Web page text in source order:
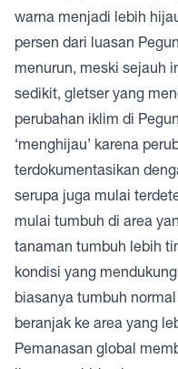
warna menjadi lebih
persen dari luasan
menurun, meski sejauh
sedikit, gletser yang
perubahan iklim di
‘menghijau’ karena
terdokumentasikan
serupa juga mulai
mulai tumbuh di area
tanaman tumbuh lebih
kondisi yang
biasanya tumbuh
beranjak ke area yang
Pemanasan global